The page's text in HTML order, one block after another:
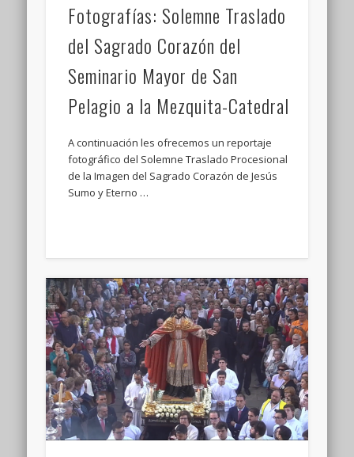
Fotografías: Solemne Traslado
del Sagrado Corazón del
Seminario Mayor de San
Pelagio a la Mezquita-Catedral
A continuación les ofrecemos un reportaje
fotográfico del Solemne Traslado Procesional
de la Imagen del Sagrado Corazón de Jesús
Sumo y Eterno …